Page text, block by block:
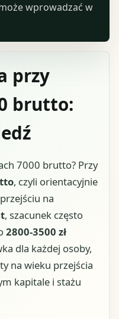
przy
brutto:
7000 brutto? Przy
, czyli orientacyjnie
na
, szacunek często
2800-3500 zł
dla każdej osoby,
na wieku przejścia
kapitale i stażu
wprowadzać w